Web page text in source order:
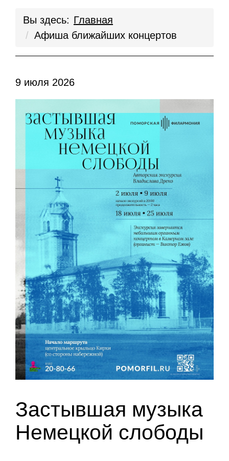
Вы здесь: Главная
Афиша ближайших концертов
9 июля 2026
Застывшая музыка
Немецкой слободы